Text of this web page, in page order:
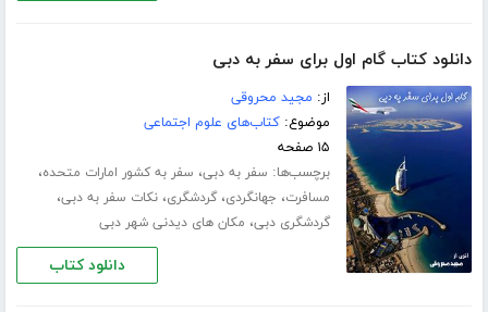
دانلود کتاب گام اول برای سفر به دبی
از: مجید محروقی
موضوع:کتاب‌های علوم اجتماعی
۱۵ صفحه
برچسب‌ها: سفر به دبی، سفر به کشور امارات متحده،
مسافرت، جهانگردی،گردشگری،نکات سفر به دبی،
گردشگری دبی، مکان های دیدنی شهر دبی
دانلود کتاب